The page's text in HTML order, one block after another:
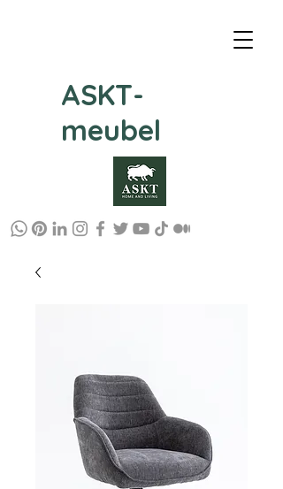
ASKT-
meubel